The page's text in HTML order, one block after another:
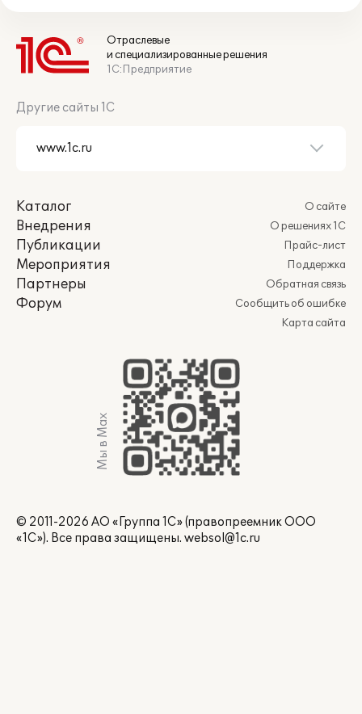
Отраслевые
и специализированные решения
1С:Предприятие
Другие сайты 1С
Каталог
Внедрения
Публикации
Мероприятия
Партнеры
Форум
О сайте
О решениях 1С
Прайс-лист
Поддержка
Обратная связь
Сообщить об ошибке
Карта сайта
Мы в Max
© 2011-2026 АО «Группа 1С» (правопреемник ООО
«1С»). Все права защищены. websol@1c.ru